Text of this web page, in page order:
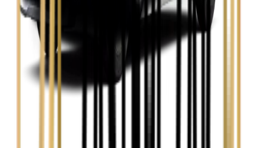
Zobacz
Toyota Corolla
Toyota Prius